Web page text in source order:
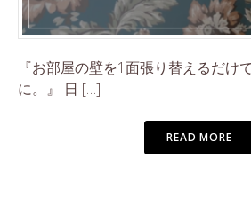
『お部屋の壁を1面張り替えるだけ
に。』 日 […]
READ MORE